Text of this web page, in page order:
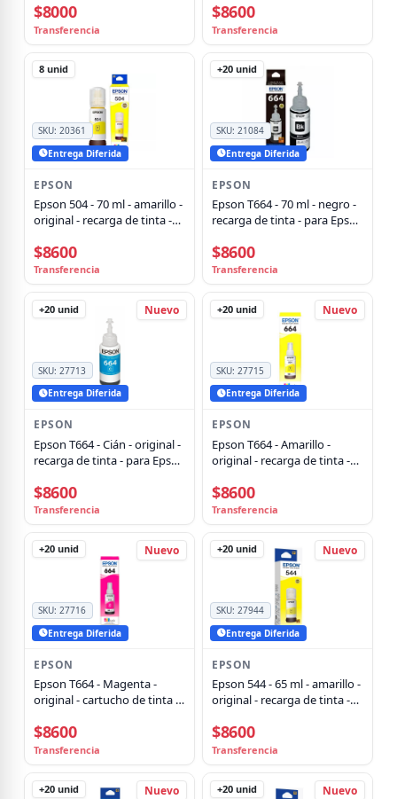
para Brother DCP-T300, DCP-
T820DW, MFC-T800W
$8000
Transferencia
L3110, L3150, L3210, L3250,
L3260, L5290
$8600
Transferencia
Entrega Diferida
SKU:20361
8 unid
EPSON
Epson 504 - 70 ml - amarillo -
original - recarga de tinta -
L6161, L6171, L6191, L6270
$8600
Transferencia
Entrega Diferida
SKU:21084
+20 unid
EPSON
Epson T664 - 70 ml - negro -
recarga de tinta - para Epson
L495, L575, L606, L655, L656,
L1300, L1455
$8600
Transferencia
Entrega Diferida
Nuevo
SKU:27713
+20 unid
EPSON
Epson T664 - Cián - original -
recarga de tinta - para Epson
EcoTank ET-2600, 2650,
L1455, L396, L606, L656
$8600
Transferencia
Entrega Diferida
Nuevo
SKU:27715
+20 unid
EPSON
Epson T664 - Amarillo -
original - recarga de tinta -
L495; EcoTank ET-2600, 2650,
L1455, L396, L606, L656
$8600
Transferencia
Entrega Diferida
Nuevo
SKU:27716
+20 unid
EPSON
Epson T664 - Magenta -
original - cartucho de tinta -
L495; EcoTank ET-2600, 2650,
L1455, L396, L606, L656
$8600
Transferencia
Entrega Diferida
Nuevo
SKU:27944
+20 unid
EPSON
Epson 544 - 65 ml - amarillo -
original - recarga de tinta -
L3110, L3150, L3210, L3250,
L3260, L5290
$8600
Transferencia
Nuevo
+20 unid Nuevo
+20 unid